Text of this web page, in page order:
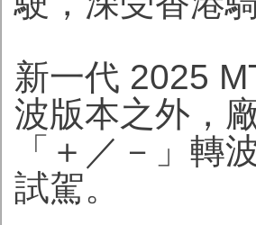
新一代 2025
波版本之外，
「＋／－」轉
試駕。